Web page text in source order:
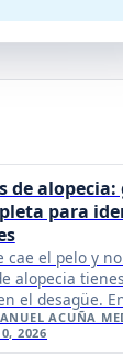
de alopecia:
para
cae el pelo y
alopecia
el desagüe.
ACUÑA
2026